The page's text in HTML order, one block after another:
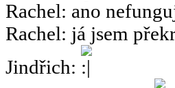
Rachel: ano
Rachel: já jsem
Jindřich: